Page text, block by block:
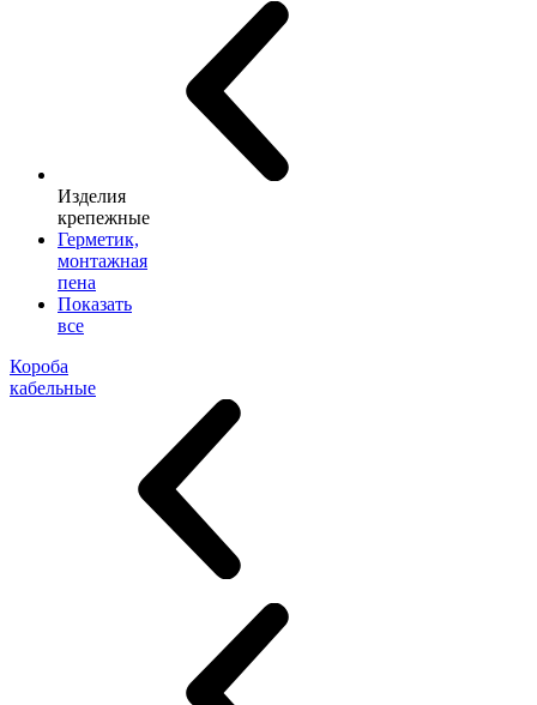
Изделия
крепежные
Герметик,
монтажная
пена
Показать
все
Короба
кабельные